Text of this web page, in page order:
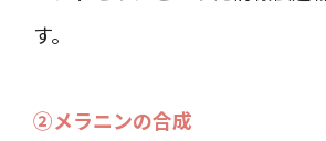
す。
②メラニンの合成